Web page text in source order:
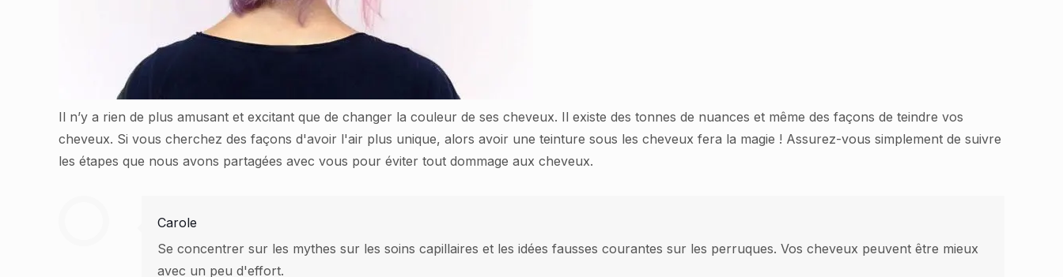
Il n’y a rien de plus amusant et excitant que de changer la couleur de ses cheveux. Il existe des tonnes de nuances et même des façons de teindre vos
cheveux. Si vous cherchez des façons d'avoir l'air plus unique, alors avoir une teinture sous les cheveux fera la magie ! Assurez-vous simplement de suivre
les étapes que nous avons partagées avec vous pour éviter tout dommage aux cheveux.
Carole
Se concentrer sur les mythes sur les soins capillaires et les idées fausses courantes sur les perruques. Vos cheveux peuvent être mieux
avec un peu d'effort.